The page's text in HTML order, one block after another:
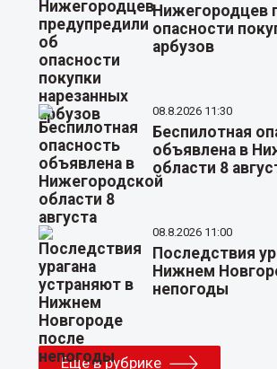
Нижегородцев
опасности
арбузов
08.8.2026 11:30
Беспилотная
объявлена в
области 8
08.8.2026 11:00
Последствия
Нижнем
непогоды
Еще в рубрике